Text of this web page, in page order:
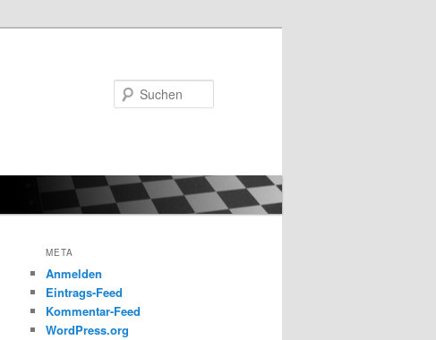
META
Anmelden
Eintrags-Feed
Kommentar-Feed
WordPress.org